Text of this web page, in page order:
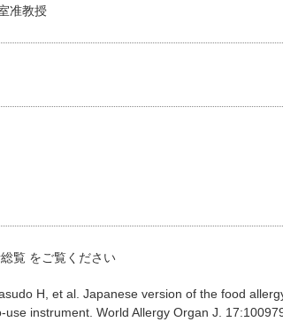
准教授
覧 をご覧ください
H, et al. Japanese version of the food
instrument. World Allergy Organ J.